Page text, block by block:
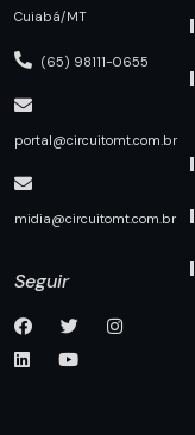
Cuiabá/MT
(65) 98111-0655
portal@circuitomt.com.br
midia@circuitomt.com.br
Seguir